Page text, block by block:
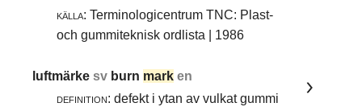
källa: Terminologicentrum TNC: Plast-
och gummiteknisk ordlista | 1986
luftmärkesv burn mark en
definition: defekt i ytan av vulkat gummi